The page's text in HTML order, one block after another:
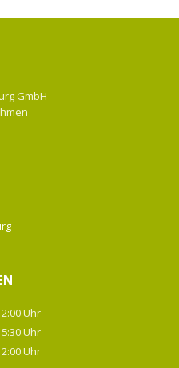
GmbH
Uhr
Uhr
Uhr